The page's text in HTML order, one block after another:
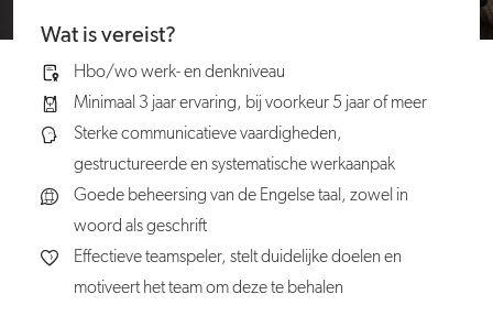
Wat is vereist?
Hbo/wo werk- en denkniveau
Minimaal 3 jaar ervaring, bij voorkeur 5 jaar of meer
Sterke communicatieve vaardigheden,
gestructureerde en systematische werkaanpak
Goede beheersing van de Engelse taal, zowel in
woord als geschrift
Effectieve teamspeler, stelt duidelijke doelen en
motiveert het team om deze te behalen